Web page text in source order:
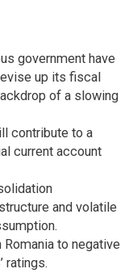
government have
up its fiscal
of a slowing
contribute to a
current account
and volatile
to negative
ratings.